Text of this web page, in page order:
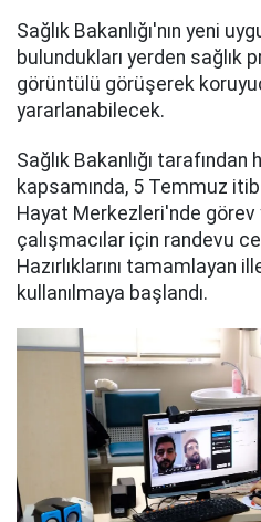
Sağlık Bakanlığı'nın yeni
bulundukları yerden sağlık
görüntülü görüşerek
yararlanabilecek.
Sağlık Bakanlığı
kapsamında, 5 Temmuz
Hayat Merkezleri'nde görev
çalışmacılar için randevu
Hazırlıklarını
kullanılmaya başlandı.